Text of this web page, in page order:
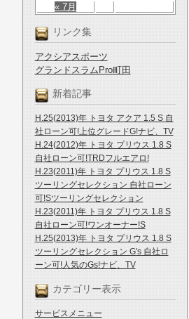
« 7月
リンク集
アクシアスポーツ
グランドスラムPro町田
新着記事
H.25(2013)年 トヨタ アクア 1.5 S 自
社ローン可!上位グレードG!ナビ、TV
H.24(2012)年 トヨタ プリウス 1.8 S
自社ローン可!TRDフルエアロ!
H.23(2011)年 トヨタ プリウス 1.8 S
ツーリングセレクション 自社ローン
可!Sツーリングセレクション
H.23(2011)年 トヨタ プリウス 1.8 S
自社ローン可!ワンオーナー!S
H.25(2013)年 トヨタ プリウス 1.8 S
ツーリングセレクション G's 自社ロ
ーン可!人気のGs!ナビ、TV
カテゴリー表示
サービスメニュー